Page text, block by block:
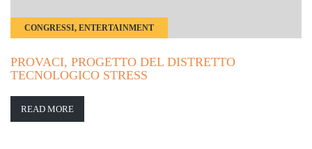
CONGRESSI, ENTERTAINMENT
PROVACI, PROGETTO DEL DISTRETTO
TECNOLOGICO STRESS
READ MORE